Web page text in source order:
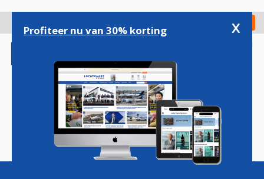
gaan
Check in
Magazine Podcasts Vacatures
Profiteer nu van 30% korting x